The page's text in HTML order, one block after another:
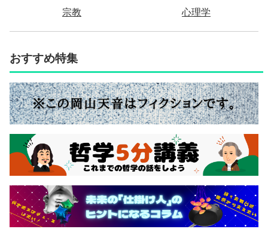
宗教
心理学
おすすめ特集